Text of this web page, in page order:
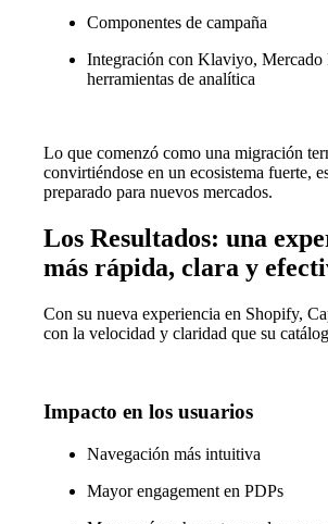
Componentes de campaña
Integración con Klaviyo, Mercado
herramientas de analítica
Lo que comenzó como una migración
convirtiéndose en un ecosistema fuerte,
preparado para nuevos mercados.
Los Resultados: una
más rápida, clara y
Con su nueva experiencia en Shopify,
con la velocidad y claridad que su
Impacto en los usuarios
Navegación más intuitiva
Mayor engagement en PDPs